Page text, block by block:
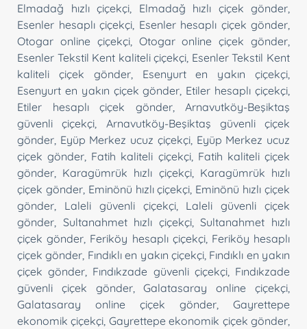
Elmadağ hızlı çiçekçi
Elmadağ hızlı çiçek gönder
Esenler hesaplı çiçekçi Esenler hesaplı çiçek gönder
Otogar online çiçekçi, Otogar online çiçek gönder
Esenler Tekstil Kent kaliteli çiçekçi Esenler Tekstil Kent
kaliteli çiçek gönder, Esenyurt en yakın çiçekçi
Esenyurt en yakın çiçek gönder Etiler hesaplı çiçekçi
Etiler hesaplı çiçek gönder, Arnavutköy-Beşiktaş
güvenli çiçekçi
Arnavutköy-Beşiktaş güvenli çiçek
gönder Eyüp Merkez ucuz çiçekçi, Eyüp Merkez ucuz
çiçek gönder Fatih kaliteli çiçekçi, Fatih kaliteli çiçek
gönder
Karagümrük hızlı çiçekçi, Karagümrük hızlı
çiçek gönder, Eminönü hızlı çiçekçi Eminönü hızlı çiçek
gönder
Laleli güvenli çiçekçi, Laleli güvenli çiçek
gönder
Sultanahmet hızlı çiçekçi,Sultanahmet hızlı
çiçek gönder Feriköy hesaplı çiçekçi, Feriköy hesaplı
çiçek gönder Fındıklı en yakın çiçekçi, Fındıklı en yakın
çiçek gönder Fındıkzade güvenli çiçekçi, Fındıkzade
güvenli çiçek gönder,Galatasaray online çiçekçi
Galatasaray online çiçek gönder
Gayrettepe
ekonomik çiçekçi Gayrettepe ekonomik çiçek gönder